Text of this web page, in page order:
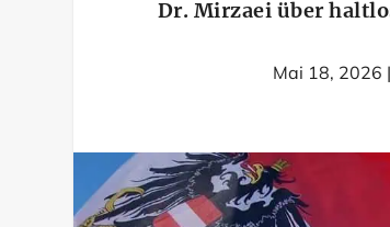
Dr. Mirzaei über
Mai 18, 2026 |